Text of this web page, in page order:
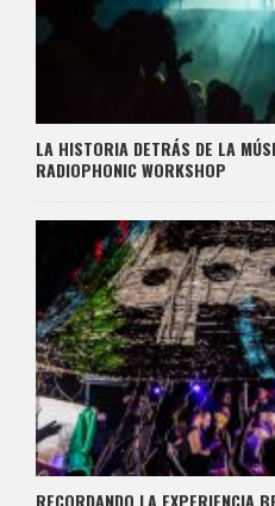
LA HISTORIA DETRÁS DE LA
RADIOPHONIC WORKSHOP
RECORDANDO LA EXPERIENCIA